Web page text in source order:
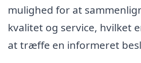
mulighed for at
kvalitet og service, hvilket
at træffe en informeret